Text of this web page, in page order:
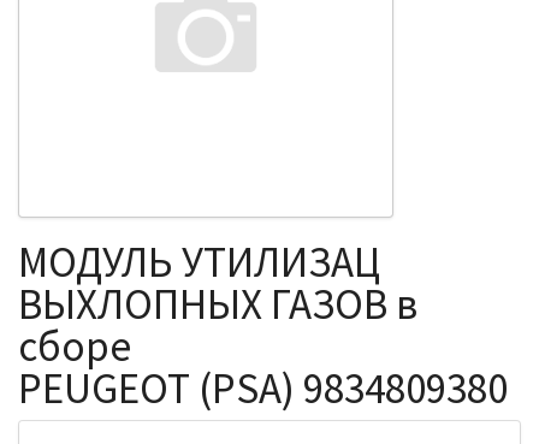
МОДУЛЬ УТИЛИЗАЦ
ВЫХЛОПНЫХ ГАЗОВ в
сборе
PEUGEOT (PSA) 9834809380